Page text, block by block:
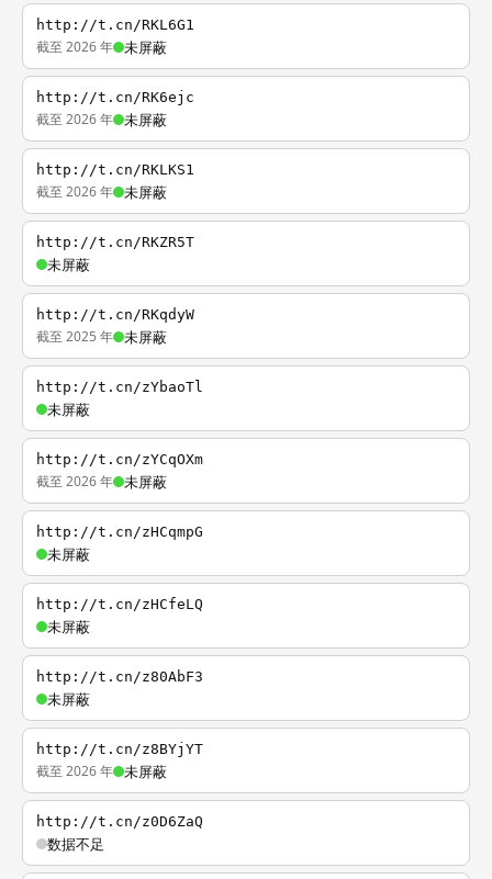
http://t.cn/RKL6G1
截至 2026 年 未屏蔽
http://t.cn/RK6ejc
截至 2026 年 未屏蔽
http://t.cn/RKLKS1
截至 2026 年 未屏蔽
http://t.cn/RKZR5T
未屏蔽
http://t.cn/RKqdyW
截至 2025 年 未屏蔽
http://t.cn/zYbaoTl
未屏蔽
http://t.cn/zYCqOXm
截至 2026 年 未屏蔽
http://t.cn/zHCqmpG
未屏蔽
http://t.cn/zHCfeLQ
未屏蔽
http://t.cn/z80AbF3
未屏蔽
http://t.cn/z8BYjYT
截至 2026 年 未屏蔽
http://t.cn/z0D6ZaQ
数据不足